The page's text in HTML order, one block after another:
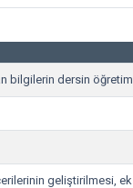
dersin öğretim
geliştirilmesi,